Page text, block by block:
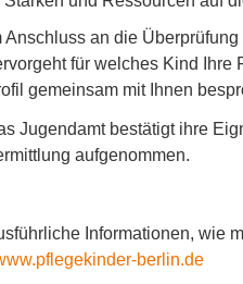
Anschluss an die
für welches Kind Ihre
gemeinsam mit Ihnen
Jugendamt bestätigt ihre
aufgenommen.
Informationen, wie
berlin.de